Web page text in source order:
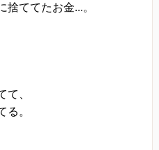
ててたお金...。
て、
る。